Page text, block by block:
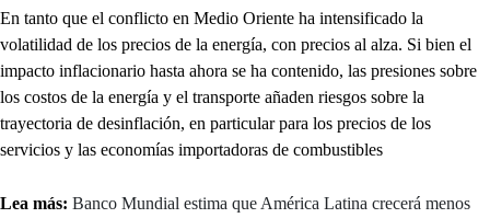
En tanto que el conflicto en Medio Oriente ha intensificado la
volatilidad de los precios de la energía, con precios al alza. Si bien el
impacto inflacionario hasta ahora se ha contenido, las presiones sobre
los costos de la energía y el transporte añaden riesgos sobre la
trayectoria de desinflación, en particular para los precios de los
servicios y las economías importadoras de combustibles
Lea más: Banco Mundial estima que América Latina crecerá menos